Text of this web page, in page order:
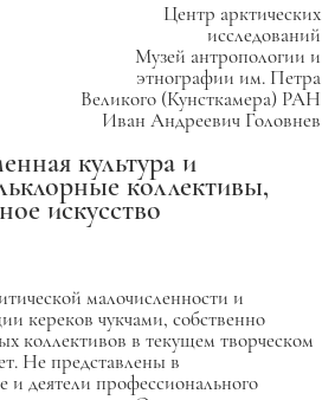
Центр арктических
исследований
Музей антропологии и
этнографии им. Петра
Великого (Кунсткамера) РАН
Иван Андреевич Головнев
культура и
коллективы,
искусство
малочисленности и
кереков чукчами, собственно
коллективов в текущем творческом
Не представлены в
и деятели профессионального